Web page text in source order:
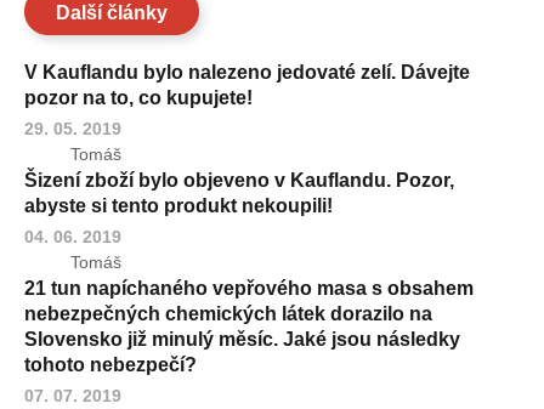
Další články
V Kauflandu bylo nalezeno jedovaté zelí. Dávejte
pozor na to, co kupujete!
29. 05. 2019
Tomáš
Šizení zboží bylo objeveno v Kauflandu. Pozor,
abyste si tento produkt nekoupili!
04. 06. 2019
Tomáš
21 tun napíchaného vepřového masa s obsahem
nebezpečných chemických látek dorazilo na
Slovensko již minulý měsíc. Jaké jsou následky
tohoto nebezpečí?
07. 07. 2019